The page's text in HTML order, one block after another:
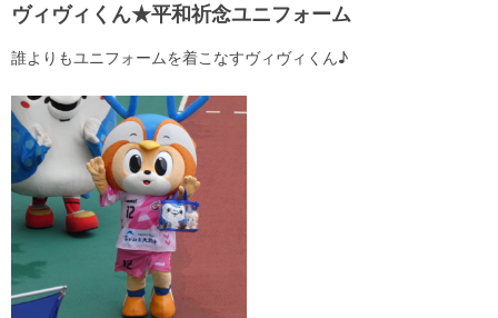
ヴィヴィくん★平和祈念ユニフォーム
誰よりもユニフォームを着こなすヴィヴィくん♪